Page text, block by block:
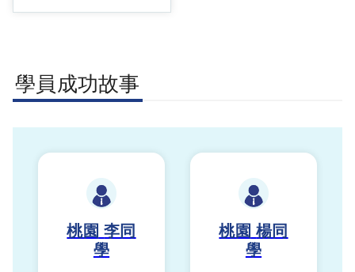
學員成功故事
桃園 李同
學
桃園 楊同
學